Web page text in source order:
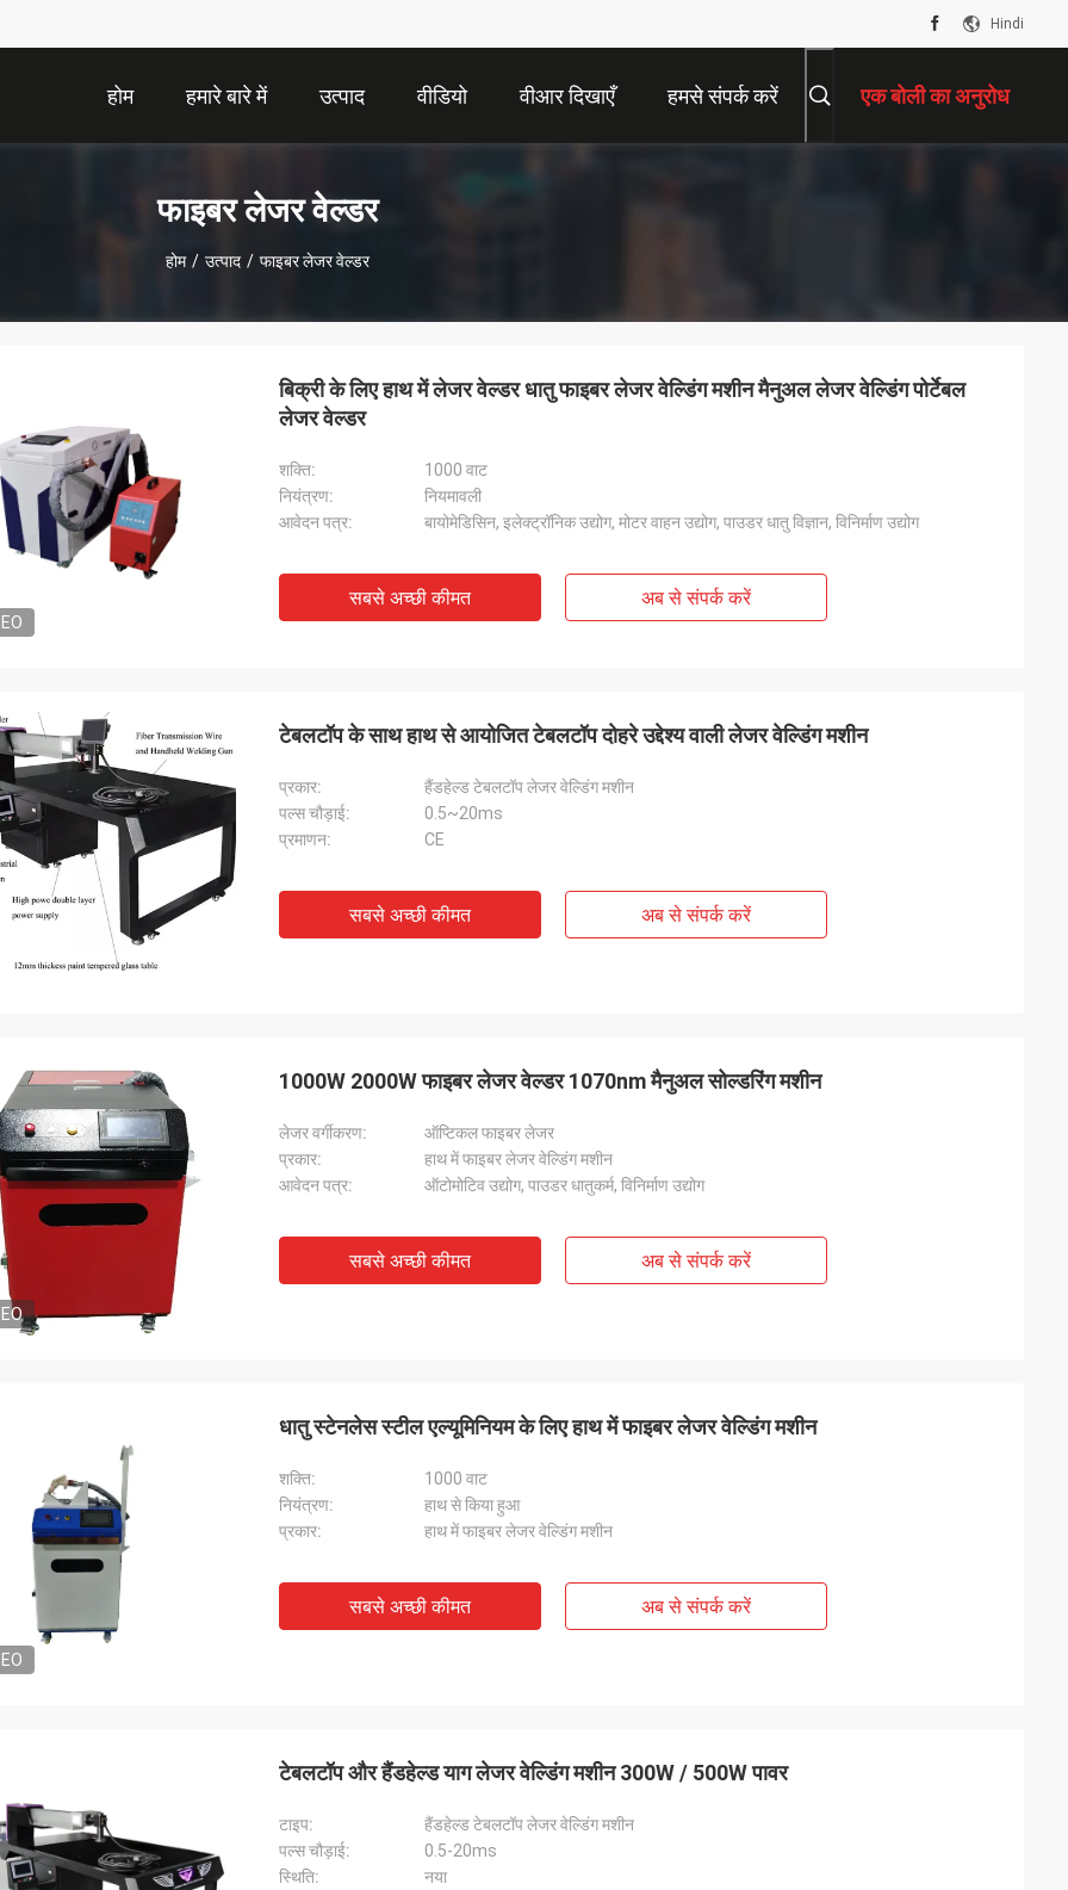
Hindi
होम हमारे बारे में उत्पाद वीडियो वीआर दिखाएँ हमसे संपर्क करें एक बोली का अनुरोध
फाइबर लेजर वेल्डर
होम / उत्पाद / फाइबर लेजर वेल्डर
सहयोग करने में प्रसन्नता हो रही है, आप
बिक्री के लिए हाथ में लेजर वेल्डर धातु फाइबर लेजर वेल्डिंग मशीन मैनुअल लेजर वेल्डिंग पोर्टेबल
लेजर वेल्डर
शक्ति:
1000 वाट
नियंत्रण:
नियमावली
आवेदन पत्र:
बायोमेडिसिन, इलेक्ट्रॉनिक उद्योग, मोटर वाहन उद्योग, पाउडर धातु विज्ञान, विनिर्माण उद्योग
सबसे अच्छी कीमत अब से संपर्क करें
टेबलटॉप के साथ हाथ से आयोजित टेबलटॉप दोहरे उद्देश्य वाली लेजर वेल्डिंग मशीन
प्रकार:
हैंडहेल्ड टेबलटॉप लेजर वेल्डिंग मशीन
पल्स चौड़ाई:
0.5~20ms
प्रमाणन:
CE
सबसे अच्छी कीमत अब से संपर्क करें
1000W 2000W फाइबर लेजर वेल्डर 1070nm मैनुअल सोल्डरिंग मशीन
लेजर वर्गीकरण:
ऑप्टिकल फाइबर लेजर
प्रकार:
हाथ में फाइबर लेजर वेल्डिंग मशीन
आवेदन पत्र:
ऑटोमोटिव उद्योग, पाउडर धातुकर्म, विनिर्माण उद्योग
सबसे अच्छी कीमत अब से संपर्क करें
धातु स्टेनलेस स्टील एल्यूमिनियम के लिए हाथ में फाइबर लेजर वेल्डिंग मशीन
शक्ति:
1000 वाट
नियंत्रण:
हाथ से किया हुआ
प्रकार:
हाथ में फाइबर लेजर वेल्डिंग मशीन
सबसे अच्छी कीमत अब से संपर्क करें
टेबलटॉप और हैंडहेल्ड याग लेजर वेल्डिंग मशीन 300W / 500W पावर
टाइप:
हैंडहेल्ड टेबलटॉप लेजर वेल्डिंग मशीन
पल्स चौड़ाई:
0.5-20ms
स्थि‍ति:
नया